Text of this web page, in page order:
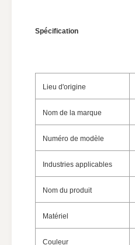
Spécification
Lieu d'origine
Nom de la marque
Numéro de modèle
Industries applicables
Nom du produit
Matériel
Couleur